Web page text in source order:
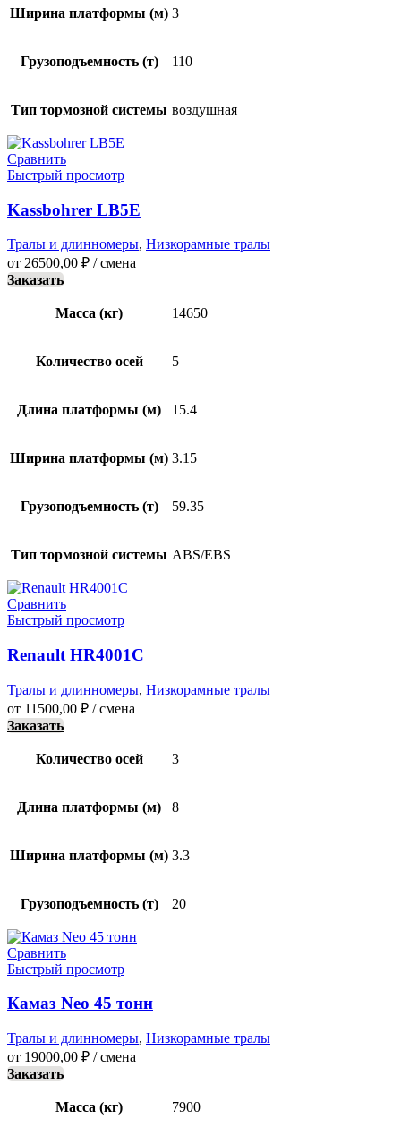
Ширина платформы (м) 3
Грузоподъемность (т) 110
Тип тормозной системы воздушная
Сравнить
Быстрый просмотр
Kassbohrer LB5E
Тралы и длинномеры, Низкорамные тралы
от 26500,00 ₽ / смена
Заказать
Масса (кг) 14650
Количество осей 5
Длина платформы (м) 15.4
Ширина платформы (м) 3.15
Грузоподъемность (т) 59.35
Тип тормозной системы ABS/EBS
Сравнить
Быстрый просмотр
Renault HR4001C
Тралы и длинномеры, Низкорамные тралы
от 11500,00 ₽ / смена
Заказать
Количество осей 3
Длина платформы (м) 8
Ширина платформы (м) 3.3
Грузоподъемность (т) 20
Сравнить
Быстрый просмотр
Камаз Neo 45 тонн
Тралы и длинномеры, Низкорамные тралы
от 19000,00 ₽ / смена
Заказать
Масса (кг) 7900